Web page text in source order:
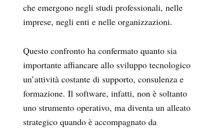
che emergono negli studi professionali, nelle
imprese, negli enti e nelle organizzazioni.
Questo confronto ha confermato quanto sia
importante affiancare allo sviluppo tecnologico
un’attività costante di supporto, consulenza e
formazione. Il software, infatti, non è soltanto
uno strumento operativo, ma diventa un alleato
strategico quando è accompagnato da